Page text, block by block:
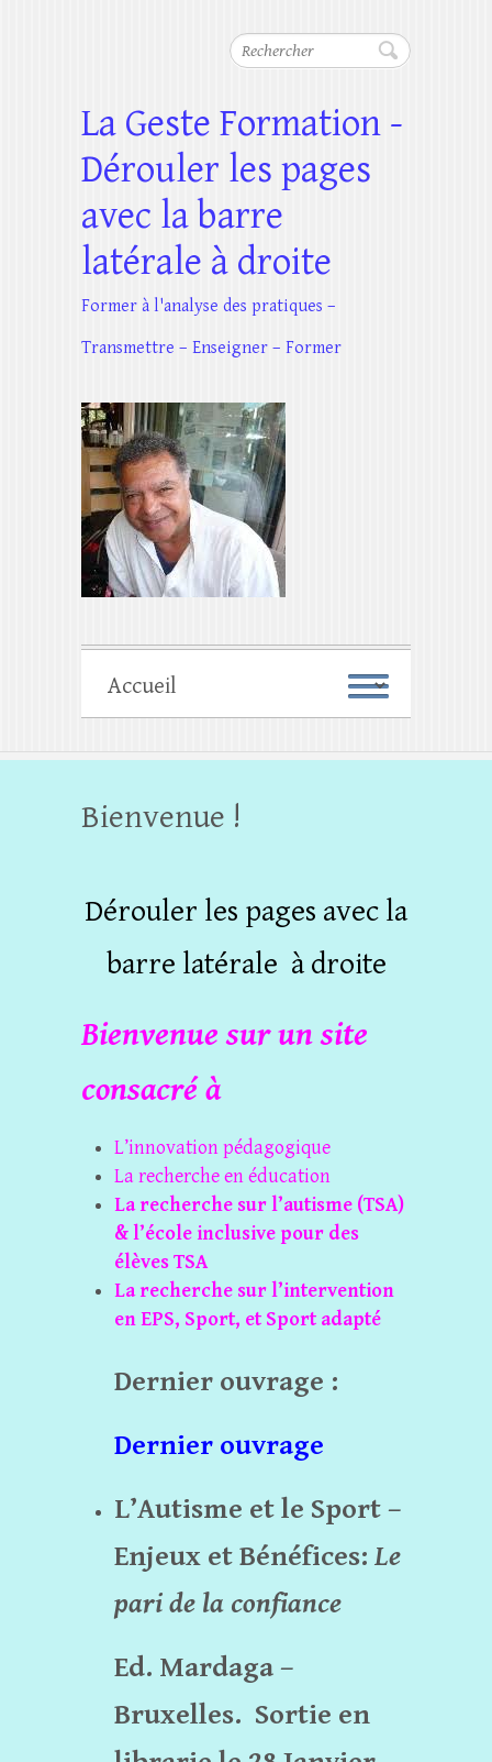
Rechercher
La Geste Formation -
Dérouler les pages
avec la barre
latérale à droite
Former à l'analyse des pratiques –
Transmettre – Enseigner – Former
Bienvenue !
Dérouler les pages avec la
barre latérale à droite
Bienvenue sur un site
consacré à
L’innovation pédagogique
La recherche en éducation
La recherche sur l’autisme (TSA)
& l’école inclusive pour des
élèves TSA
La recherche sur l’intervention
en EPS, Sport, et Sport adapté
Dernier ouvrage :
Dernier ouvrage
L’Autisme et le Sport –
Enjeux et Bénéfices: Le
pari de la confiance
Ed. Mardaga –
Bruxelles. Sortie en